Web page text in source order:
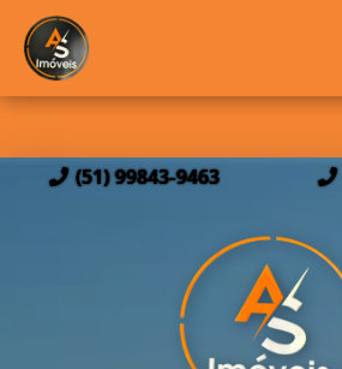
(51) 99843-9463